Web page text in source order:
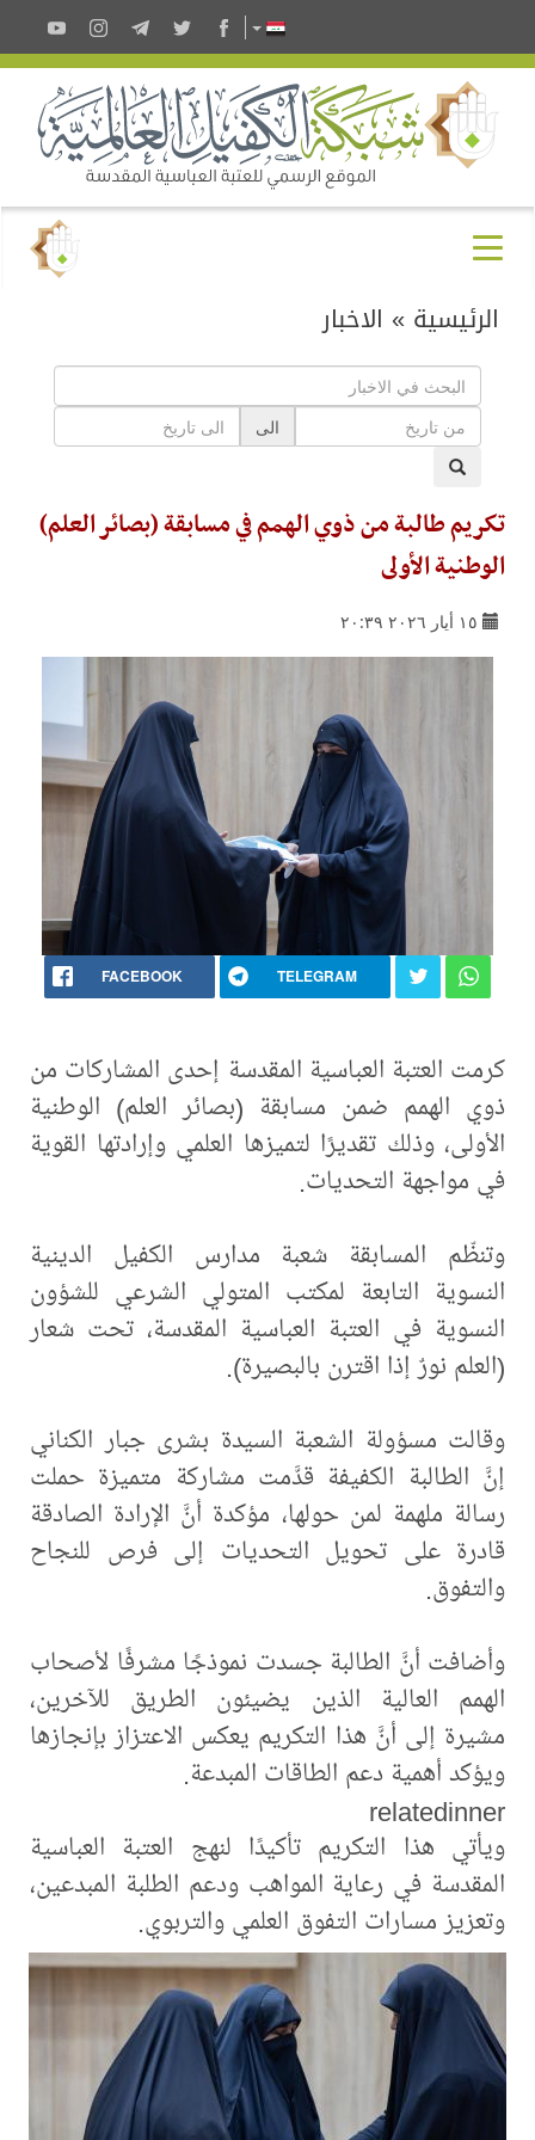
الرئيسية » الاخبار
الى
تكريم طالبة من ذوي الهمم في مسابقة (بصائر العلم)
الوطنية الأولى
١٥ أيار ٢٠٢٦ ٢٠:٣٩
FACEBOOK TELEGRAM
كرمت العتبة العباسية المقدسة إحدى المشاركات من
ذوي الهمم ضمن مسابقة (بصائر العلم) الوطنية
الأولى، وذلك تقديرًا لتميزها العلمي وإرادتها القوية
في مواجهة التحديات.
وتنظّم المسابقة شعبة مدارس الكفيل الدينية
النسوية التابعة لمكتب المتولي الشرعي للشؤون
النسوية في العتبة العباسية المقدسة، تحت شعار
(العلم نورٌ إذا اقترن بالبصيرة).
وقالت مسؤولة الشعبة السيدة بشرى جبار الكناني
إنَّ الطالبة الكفيفة قدَّمت مشاركة متميزة حملت
رسالة ملهمة لمن حولها، مؤكدة أنَّ الإرادة الصادقة
قادرة على تحويل التحديات إلى فرص للنجاح
والتفوق.
وأضافت أنَّ الطالبة جسدت نموذجًا مشرفًا لأصحاب
الهمم العالية الذين يضيئون الطريق للآخرين،
مشيرة إلى أنَّ هذا التكريم يعكس الاعتزاز بإنجازها
ويؤكد أهمية دعم الطاقات المبدعة.
relatedinner
ويأتي هذا التكريم تأكيدًا لنهج العتبة العباسية
المقدسة في رعاية المواهب ودعم الطلبة المبدعين،
وتعزيز مسارات التفوق العلمي والتربوي.